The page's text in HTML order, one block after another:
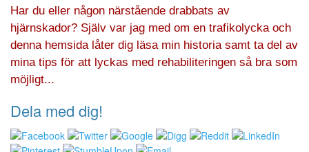
Har du eller någon närstående drabbats av
hjärnskador? Själv var jag med om en trafikolycka och
denna hemsida låter dig läsa min historia samt ta del av
mina tips för att lyckas med rehabiliteringen så bra som
möjligt...
Dela med dig!